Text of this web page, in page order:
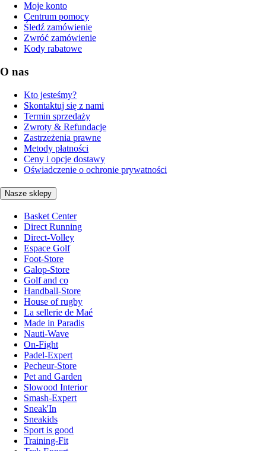
Moje konto
Centrum pomocy
Śledź zamówienie
Zwróć zamówienie
Kody rabatowe
O nas
Kto jesteśmy?
Skontaktuj się z nami
Termin sprzedaży
Zwroty & Refundacje
Zastrzeżenia prawne
Metody płatności
Ceny i opcje dostawy
Oświadczenie o ochronie prywatności
Nasze sklepy
Basket Center
Direct Running
Direct-Volley
Espace Golf
Foot-Store
Galop-Store
Golf and co
Handball-Store
House of rugby
La sellerie de Maé
Made in Paradis
Nauti-Wave
On-Fight
Padel-Expert
Pecheur-Store
Pet and Garden
Slowood Interior
Smash-Expert
Sneak'In
Sneakids
Sport is good
Training-Fit